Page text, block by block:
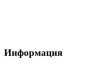
Информация